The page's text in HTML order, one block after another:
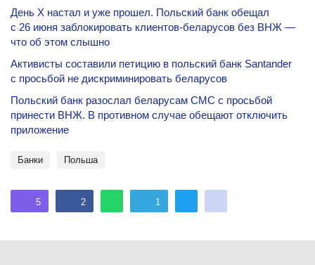
День Х настал и уже прошел. Польский банк обещал
с 26 июня заблокировать клиентов-беларусов без ВНЖ —
что об этом слышно
Активисты составили петицию в польский банк Santander
с просьбой не дискриминировать беларусов
Польский банк разослал беларусам СМС с просьбой
принести ВНЖ. В противном случае обещают отключить
приложение
банки Польша
5 2 1